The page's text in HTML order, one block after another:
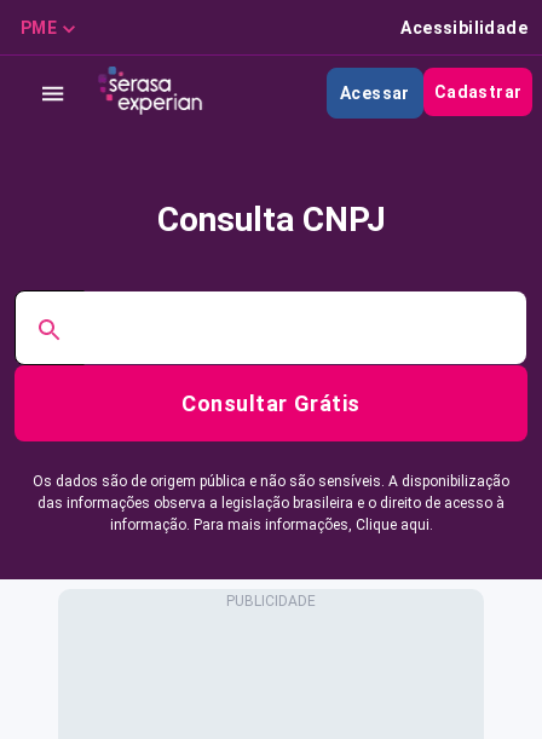
PME Acessibilidade
Acessar Cadastrar
Consulta CNPJ
Consultar Grátis
Os dados são de origem pública e não são sensíveis. A disponibilização
das informações observa a legislação brasileira e o direito de acesso à
informação. Para mais informações, Clique aqui.